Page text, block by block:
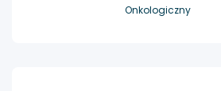
Onkologiczny